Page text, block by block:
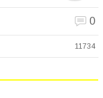
0
11734